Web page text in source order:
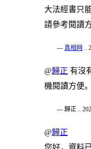
大法經書只
請參考閱讀
--- 真相网 ..
@歸正 有沒
機閱讀方便
--- 歸正 ..
@歸正
您好，資料